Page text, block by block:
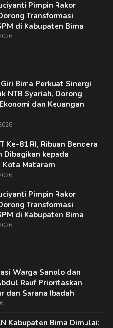
Pimpin Rakor
Transformasi
di Kabupaten Bima
Giri Bima Perkuat Sinergi
NTB Syariah, Dorong
dan Keuangan
Ke-81 RI, Ribuan Bendera
Dibagikan kepada
Kota Mataram
Pimpin Rakor
Transformasi
di Kabupaten Bima
Warga Sanolo dan
Rauf Prioritaskan
dan Sarana Ibadah
Kabupaten Bima Dimulai: